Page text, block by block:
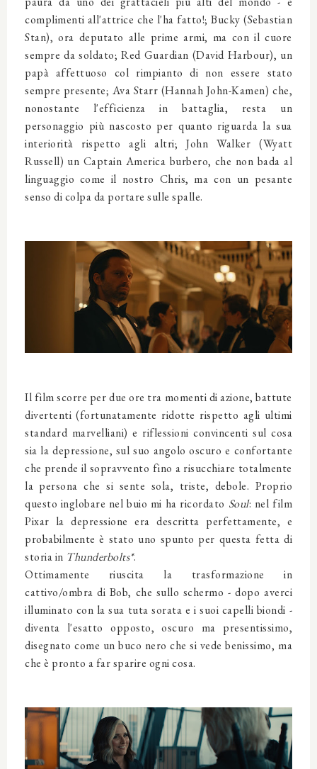
complimenti all'attrice che l'ha fatto!; Bucky (Sebastian
Stan), ora deputato alle prime armi, ma con il cuore
sempre da soldato; Red Guardian (David Harbour), un
papà affettuoso col rimpianto di non essere stato
sempre presente; Ava Starr (Hannah John-Kamen) che,
nonostante l'efficienza in battaglia, resta un
personaggio più nascosto per quanto riguarda la sua
interiorità rispetto agli altri; John Walker (Wyatt
Russell) un Captain America burbero, che non bada al
linguaggio come il nostro Chris, ma con un pesante
senso di colpa da portare sulle spalle.
Il film scorre per due ore tra momenti di azione, battute
divertenti (fortunatamente ridotte rispetto agli ultimi
standard marvelliani) e riflessioni convincenti sul cosa
sia la depressione, sul suo angolo oscuro e confortante
che prende il sopravvento fino a risucchiare totalmente
la persona che si sente sola, triste, debole. Proprio
questo inglobare nel buio mi ha ricordato Soul: nel film
Pixar la depressione era descritta perfettamente, e
probabilmente è stato uno spunto per questa fetta di
storia in Thunderbolts*.
Ottimamente riuscita la trasformazione in
cattivo/ombra di Bob, che sullo schermo - dopo averci
illuminato con la sua tuta sorata e i suoi capelli biondi -
diventa l'esatto opposto, oscuro ma presentissimo,
disegnato come un buco nero che si vede benissimo, ma
che è pronto a far sparire ogni cosa.